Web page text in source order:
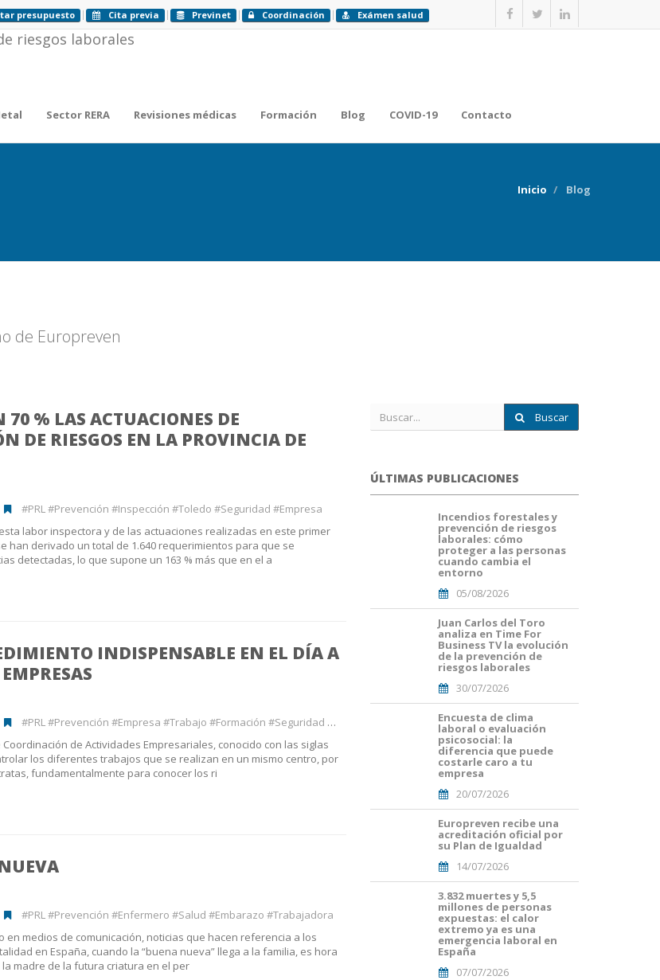
presupuesto Cita previa Previnet Coordinación Exámen salud
Sector RERA Revisiones médicas Formación Blog COVID-19 Contacto
Inicio Blog
de Europreven
70 % LAS ACTUACIONES DE
DE RIESGOS EN LA PROVINCIA DE
#PRL #Prevención #Inspección #Toledo #Seguridad #Empresa
labor inspectora y de las actuaciones realizadas en este primer
han derivado un total de 1.640 requerimientos para que se
detectadas, lo que supone un 163 % más que en el a
INDISPENSABLE EN EL DÍA A
#PRL #Prevención #Empresa #Trabajo #Formación #Seguridad #Trabajadores
de Actividades Empresariales, conocido con las siglas
los diferentes trabajos que se realizan en un mismo centro, por
fundamentalmente para conocer los ri
#PRL #Prevención #Enfermero #Salud #Embarazo #Trabajadora
en medios de comunicación, noticias que hacen referencia a los
en España, cuando la “buena nueva” llega a la familia, es hora
la madre de la futura criatura en el per
Buscar
ÚLTIMAS PUBLICACIONES
Incendios forestales y
prevención de riesgos
laborales: cómo
proteger a las personas
cuando cambia el
entorno
05/08/2026
Juan Carlos del Toro
analiza en Time For
Business TV la evolución
de la prevención de
riesgos laborales
30/07/2026
Encuesta de clima
laboral o evaluación
psicosocial: la
diferencia que puede
costarle caro a tu
empresa
20/07/2026
(50).png
Europreven recibe una
acreditación oficial por
su Plan de Igualdad
14/07/2026
3.832 muertes y 5,5
millones de personas
expuestas: el calor
extremo ya es una
emergencia laboral en
España
07/07/2026